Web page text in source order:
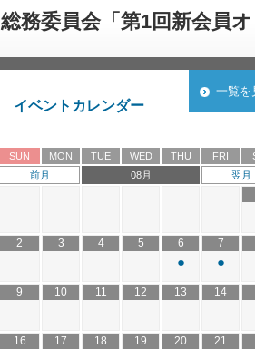
総務委員会「第1回新会員
イベントカレンダー
一覧を
SUN MON TUE WED THU FRI
前月
08月 翌月
2 3 4 5 6
●
7
●
9 10 11 12 13 14
16 17 18 19 20 21